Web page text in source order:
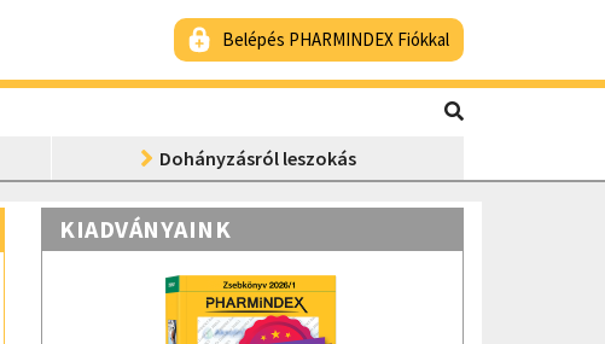
Belépés PHARMINDEX Fiókkal
Dohányzásról leszokás
KIADVÁNYAINK